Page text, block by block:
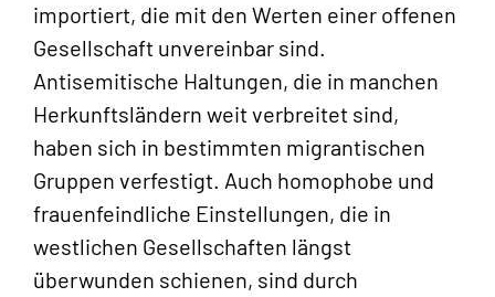
importiert, die mit den Werten einer offenen
Gesellschaft unvereinbar sind.
Antisemitische Haltungen, die in manchen
Herkunftsländern weit verbreitet sind,
haben sich in bestimmten migrantischen
Gruppen verfestigt. Auch homophobe und
frauenfeindliche Einstellungen, die in
westlichen Gesellschaften längst
überwunden schienen, sind durch